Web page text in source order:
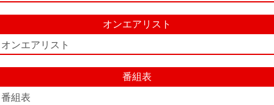
オンエアリスト
オンエアリスト
番組表
番組表